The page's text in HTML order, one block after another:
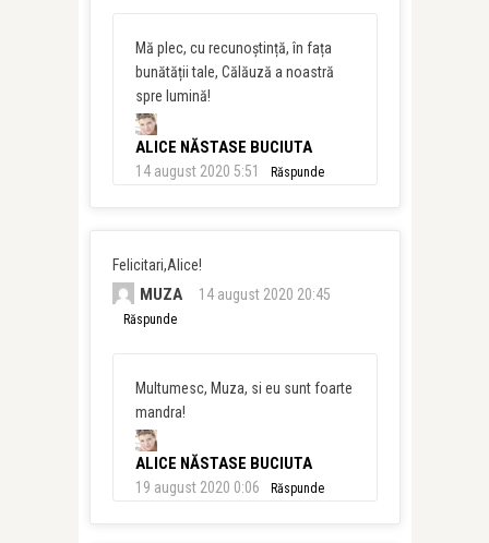
Mă plec, cu recunoștință, în fața
bunătății tale, Călăuză a noastră
spre lumină!
ALICE NĂSTASE BUCIUTA
14 august 2020 5:51 Răspunde
Felicitari,Alice!
MUZA 14 august 2020 20:45
Răspunde
Multumesc, Muza, si eu sunt foarte
mandra!
ALICE NĂSTASE BUCIUTA
19 august 2020 0:06 Răspunde